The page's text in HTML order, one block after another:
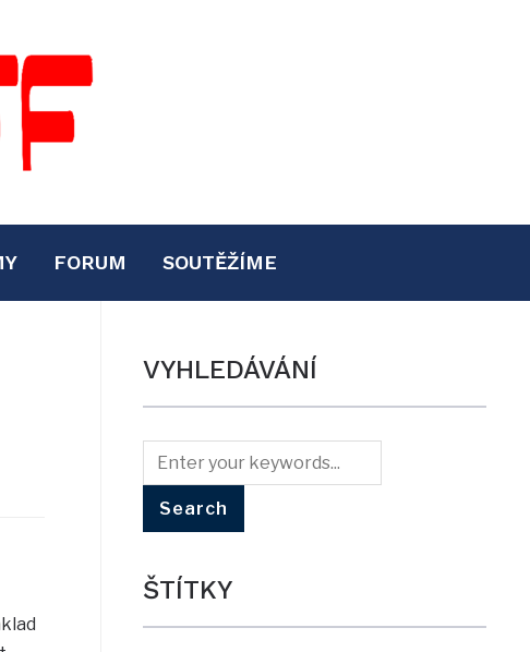
FORUM SOUTĚŽÍME
VYHLEDÁVÁNÍ
ŠTÍTKY